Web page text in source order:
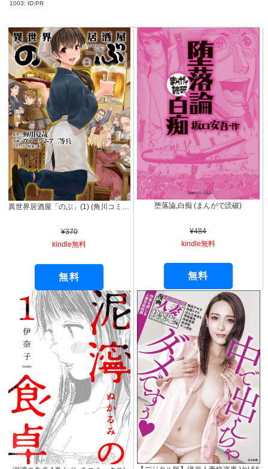
1003: ID:PR
¥370
kindle無料
無料
堕落論,白痴 (まんがで読破)
¥484
kindle無料
無料